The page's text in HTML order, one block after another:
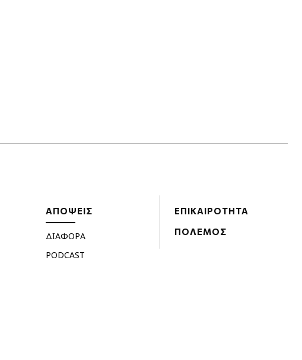
ΑΠΟΨΕΙΣ
ΔΙΑΦΟΡΑ
PODCAST
ΕΠΙΚΑΙΡΟΤΗΤΑ
ΠΟΛΕΜΟΣ